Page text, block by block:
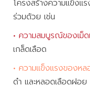
โครงสร้างความแข็ง
ร่วมด้วย เช่น
• ความสมบูรณ์ของเม็ด
เกล็ดเลือด
• ความแข็งแรงของหล
ดำ และหลอดเลือดฝอย